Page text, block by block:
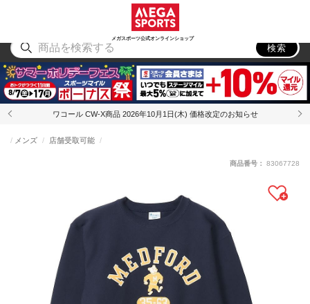
メガスポーツ公式オンラインショップ
アウトドア
検索
ワコール CW-X商品 2026年10月1日(木) 価格改定のお知らせ
メンズ 店舗受取可能
商品番号： 83067728